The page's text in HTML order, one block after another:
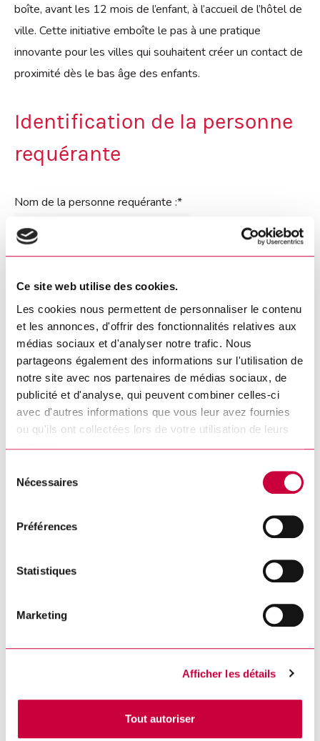
Ce site web utilise des cookies.
Les cookies nous permettent de personnaliser le contenu
et les annonces, d'offrir des fonctionnalités relatives aux
médias sociaux et d'analyser notre trafic. Nous
partageons également des informations sur l'utilisation de
notre site avec nos partenaires de médias sociaux, de
publicité et d'analyse, qui peuvent combiner celles-ci
avec d'autres informations que vous leur avez fournies
ou qu'ils ont collectées lors de votre utilisation de leurs
services.
Nécessaires
Préférences
Statistiques
Marketing
Afficher les détails
Tout autoriser
boîte, avant les 12 mois de l’enfant, à l’accueil de l’hôtel de
ville. Cette initiative emboîte le pas à une pratique
innovante pour les villes qui souhaitent créer un contact de
proximité dès le bas âge des enfants.
Identification de la personne
requérante
Nom de la personne requérante :*
Nom de l'enfant visé par la demande :
Date de naissance de l'enfant :*
DD slash MM slash YYYY
Veuillez joindre une copie du certificat de naissance de
Taille
Code postal :
Courriel :*